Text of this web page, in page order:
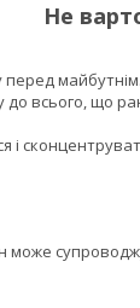
Не
перед майбутнім.
до всього, що
і